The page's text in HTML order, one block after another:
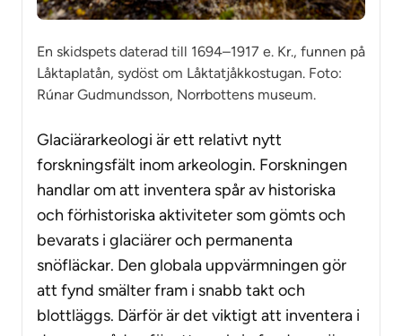
En skidspets daterad till 1694–1917 e. Kr., funnen på
Låktaplatån, sydöst om Låktatjåkkostugan. Foto:
Rúnar Gudmundsson, Norrbottens museum.
Glaciärarkeologi är ett relativt nytt
forskningsfält inom arkeologin. Forskningen
handlar om att inventera spår av historiska
och förhistoriska aktiviteter som gömts och
bevarats i glaciärer och permanenta
snöfläckar. Den globala uppvärmningen gör
att fynd smälter fram i snabb takt och
blottläggs. Därför är det viktigt att inventera i